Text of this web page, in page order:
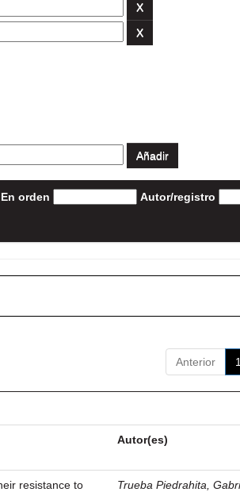
En orden Autor/registro
Anterior 1
Autor(es)
resistance to
Trueba Piedrahita,